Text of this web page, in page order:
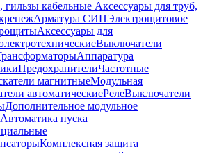
гильзы кабельные Аксессуары для труб,
Арматура СИПЭлектрощитовое
Аксессуары для
Выключатели
Аппаратура
ПредохранителиЧастотные
магнитныеМодульная
автоматическиеРелеВыключатели
Дополнительное модульное
Автоматика пуска
Комплексная защита